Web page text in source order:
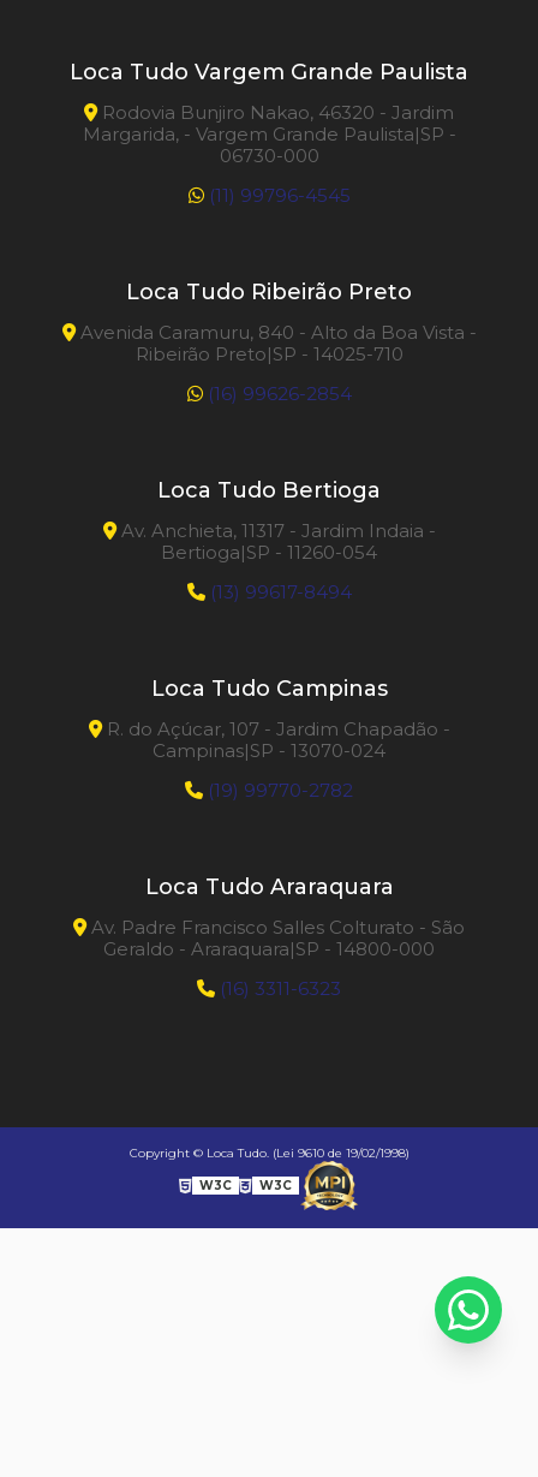
Loca Tudo Vargem Grande Paulista
Rodovia Bunjiro Nakao, 46320 - Jardim
Margarida, - Vargem Grande Paulista|SP -
06730-000
(11) 99796-4545
Loca Tudo Ribeirão Preto
Avenida Caramuru, 840 - Alto da Boa Vista -
Ribeirão Preto|SP - 14025-710
(16) 99626-2854
Loca Tudo Bertioga
Av. Anchieta, 11317 - Jardim Indaia -
Bertioga|SP - 11260-054
(13) 99617-8494
Loca Tudo Campinas
R. do Açúcar, 107 - Jardim Chapadão -
Campinas|SP - 13070-024
(19) 99770-2782
Loca Tudo Araraquara
Av. Padre Francisco Salles Colturato - São
Geraldo - Araraquara|SP - 14800-000
(16) 3311-6323
Copyright © Loca Tudo. (Lei 9610 de 19/02/1998)
W3C W3C